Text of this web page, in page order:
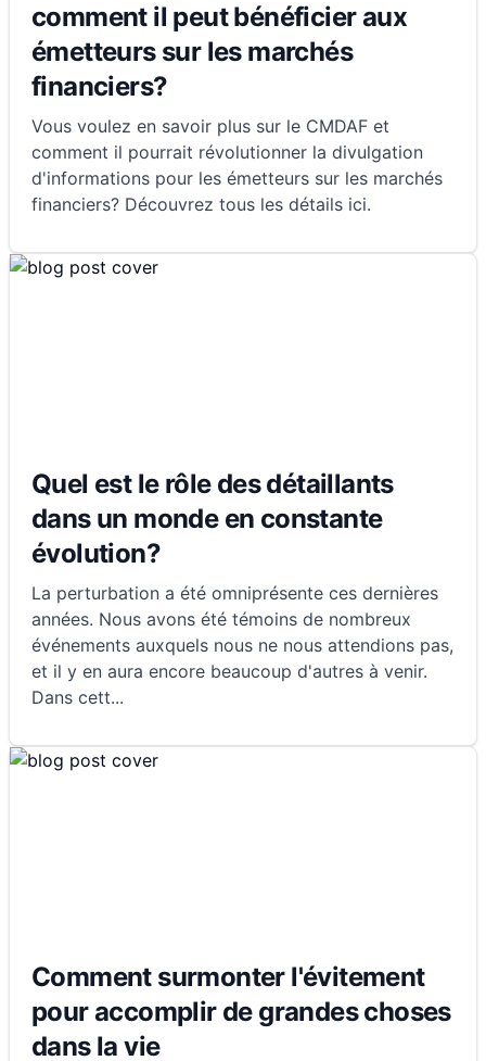
comment il peut bénéficier aux
émetteurs sur les marchés
financiers?
Vous voulez en savoir plus sur le CMDAF et
comment il pourrait révolutionner la divulgation
d'informations pour les émetteurs sur les marchés
financiers? Découvrez tous les détails ici.
Quel est le rôle des détaillants
dans un monde en constante
évolution?
La perturbation a été omniprésente ces dernières
années. Nous avons été témoins de nombreux
événements auxquels nous ne nous attendions pas,
et il y en aura encore beaucoup d'autres à venir.
Dans cett...
Comment surmonter l'évitement
pour accomplir de grandes choses
dans la vie